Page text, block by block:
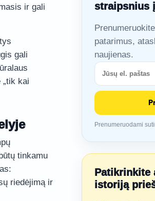
ir gali
gali
kai
tinkamu
riedėjimą ir
straipsnius
patarimus,
naujienas.
Prenumeruodami
Patikrinkite
istoriją